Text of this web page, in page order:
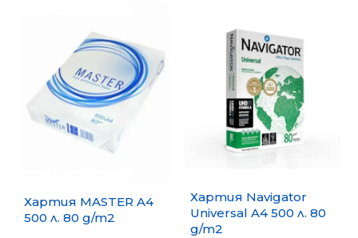
Хартия MASTER A4
500 л. 80 g/m2
Хартия Navigator
Universal A4 500 л. 80
g/m2